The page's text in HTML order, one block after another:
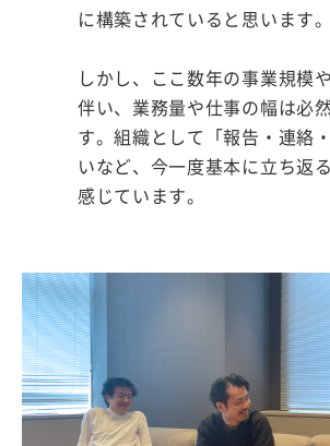
に構築されていると思います。
しかし、ここ数年の事業規模
伴い、業務量や仕事の幅は必
す。組織として「報告・連絡
いなど、今一度基本に立ち返
感じています。